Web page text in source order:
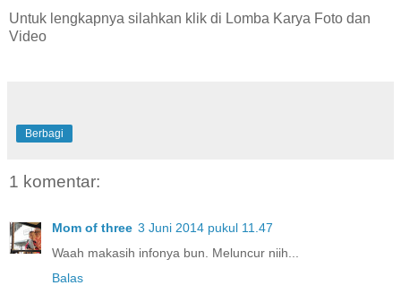
Untuk lengkapnya silahkan klik di Lomba Karya Foto dan
Video
Berbagi
1 komentar:
Mom of three 3 Juni 2014 pukul 11.47
Waah makasih infonya bun. Meluncur niih...
Balas